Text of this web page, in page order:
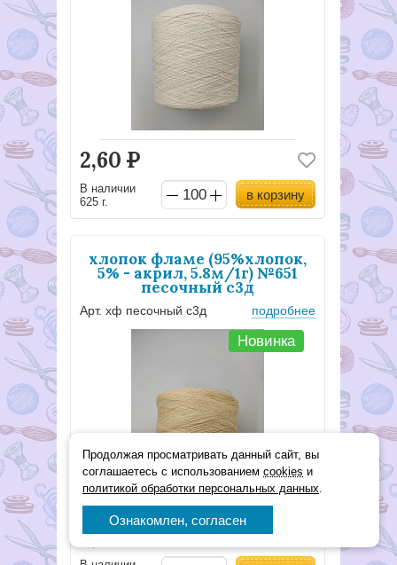
2,60 Р
В наличии
625 г.
в корзину
хлопок фламе (95%хлопок,
5% - акрил, 5.8м/1г) №651
песочный с3д
Арт. хф песочный с3д подробнее
Новинка
2,60Р
Продолжая просматривать данный сайт, вы
соглашаетесь с использованием cookies и
политикой обработки персональных данных.
Ознакомлен, согласен